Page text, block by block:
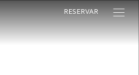
RESERVAR